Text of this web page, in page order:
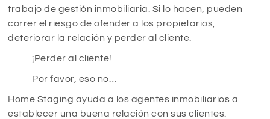
trabajo de gestión inmobiliaria. Si lo hacen, pueden
correr el riesgo de ofender a los propietarios,
deteriorar la relación y perder al cliente.
¡Perder al cliente!
Por favor, eso no…
Home Staging ayuda a los agentes inmobiliarios a
establecer una buena relación con sus clientes.